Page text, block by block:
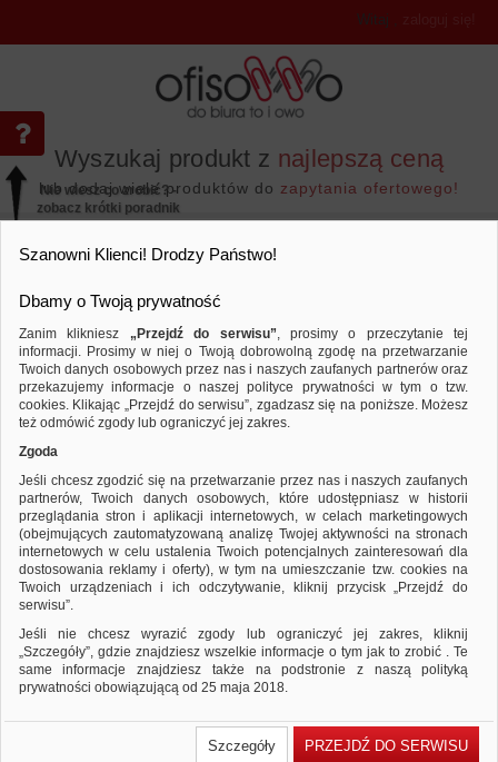
Wyszukaj produkt z najlepszą ceną
lub dodaj wiele produktów do zapytania ofertowego!
Witaj ,
Artykuły do pisania i korygowania
Markery
czerwony
Porównaj produkt: Marker permanentny DONAU D-
Nie wiesz co zrobić? -
zobacz krótki poradnik
Szanowni Klienci! Drodzy Państwo!
Dbamy o Twoją prywatność
Zanim klikniesz „Przejdź do serwisu”, prosimy o przeczytanie tej
informacji. Prosimy w niej o Twoją dobrowolną zgodę na przetwarzanie
Twoich danych osobowych przez nas i naszych zaufanych partnerów oraz
przekazujemy informacje o naszej polityce prywatności w tym o tzw.
cookies. Klikając „Przejdź do serwisu”, zgadzasz się na poniższe. Możesz
też odmówić zgody lub ograniczyć jej zakres.
Zgoda
Jeśli chcesz zgodzić się na przetwarzanie przez nas i naszych zaufanych
partnerów, Twoich danych osobowych, które udostępniasz w historii
przeglądania stron i aplikacji internetowych, w celach marketingowych
(obejmujących zautomatyzowaną analizę Twojej aktywności na stronach
internetowych w celu ustalenia Twoich potencjalnych zainteresowań dla
dostosowania reklamy i oferty), w tym na umieszczanie tzw. cookies na
Twoich urządzeniach i ich odczytywanie, kliknij przycisk „Przejdź do
serwisu”.
Jeśli nie chcesz wyrazić zgody lub ograniczyć jej zakres, kliknij
„Szczegóły”, gdzie znajdziesz wszelkie informacje o tym jak to zrobić . Te
same informacje znajdziesz także na podstronie z naszą polityką
prywatności obowiązującą od 25 maja 2018.
wcześniejsza zgoda której udzieliliście podczas zakładania konta. Każda
Państwa zgoda jest dobrowolna i można ją w dowolnym momencie
Szczegóły PRZEJDŹ DO SERWISU